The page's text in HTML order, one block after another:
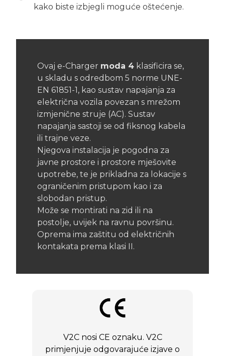
kako biste izbjegli moguće oštećenje.
Ovaj e-Charger moda 4 klasificira se,
u skladu s odredbom 5 norme UNE-
EN 61851-1, kao sustav napajanja za
električna vozila povezan s mrežom
izmjenične struje (AC). Sustav
napajanja sastoji se od fiksnog kabela
ili trajne veze.
Njegova instalacija je pogodna za
javne prostore i prostore mješovite
upotrebe, te je prikladna za lokacije s
ograničenim pristupom kao i za
slobodan pristup.
Može se montirati na zid ili na
postolje, uvijek na ravnu površinu.
Oprema ima zaštitu od električnih
kontakata prema klasi II.
V2C nosi CE oznaku. V2C
primjenjuje odgovarajuće izjave o